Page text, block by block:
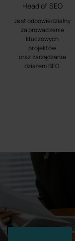
Head of SEO
Jest odpowiedzialny
za prowadzenie
kluczowych
projektów
oraz zarządzanie
działem SEO.